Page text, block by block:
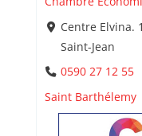
Centre Elvina.
Saint-Jean
0590 27 12 55
Saint Barthélemy